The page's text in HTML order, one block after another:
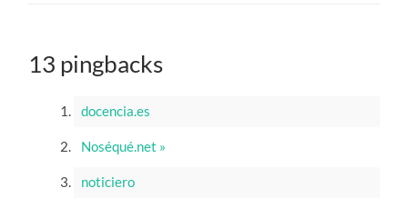
13 pingbacks
docencia.es
Noséqué.net »
noticiero